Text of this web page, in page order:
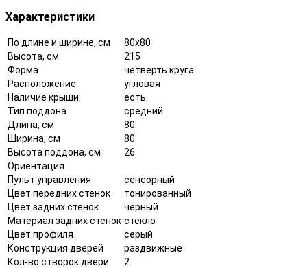
Характеристики
По длине и ширине, см
80x80
Высота, см
215
Форма
четверть круга
Расположение
угловая
Наличие крыши
есть
Тип поддона
средний
Длина, см
80
Ширина, см
80
Высота поддона, см
26
Ориентация
Пульт управления
сенсорный
Цвет передних стенок
тонированный
Цвет задних стенок
черный
Материал задних стенок стекло
Цвет профиля
серый
Конструкция дверей
раздвижные
Кол-во створок двери
2